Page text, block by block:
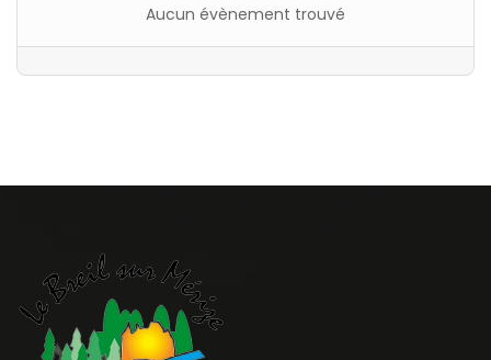
Aucun évènement trouvé